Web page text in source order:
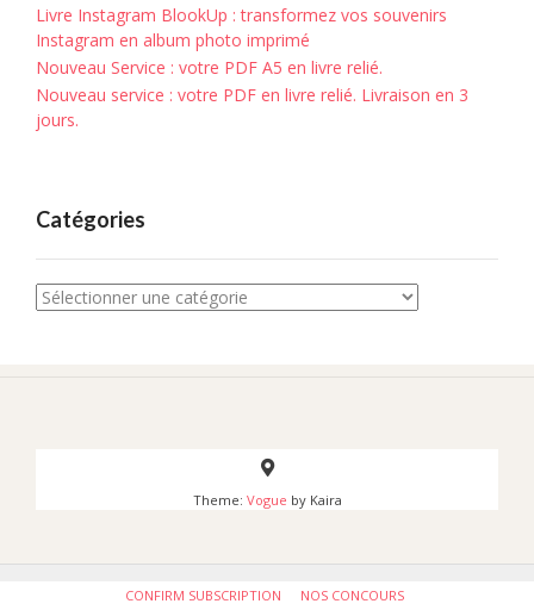
Livre Instagram BlookUp : transformez vos souvenirs
Instagram en album photo imprimé
Nouveau Service : votre PDF A5 en livre relié.
Nouveau service : votre PDF en livre relié. Livraison en 3
jours.
Catégories
Catégories
Theme: Vogue by Kaira
CONFIRM SUBSCRIPTION NOS CONCOURS